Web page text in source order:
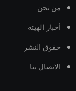
من نحن
أخبار الهيئة
حقوق النشر
الاتصال بنا